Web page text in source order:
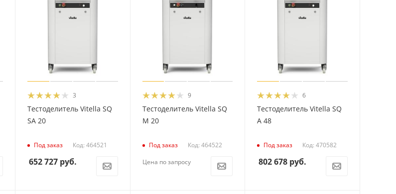
3
Тестоделитель Vitella SQ
SA 20
Под заказ Код: 464521
652 727руб.
9
Тестоделитель Vitella SQ
M 20
Под заказ Код: 464522
Цена по запросу
6
Тестоделитель Vitella SQ
A 48
Под заказ Код: 470582
802 678 руб.